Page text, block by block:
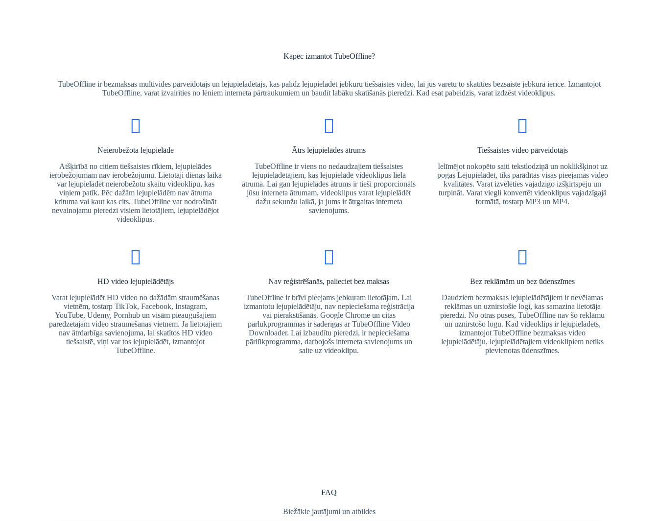
Kāpēc izmantot TubeOffline?
TubeOffline ir bezmaksas multivides pārveidotājs un lejupielādētājs, kas palīdz lejupielādēt jebkuru tiešsaistes video, lai jūs varētu to skatīties bezsaistē jebkurā ierīcē. Izmantojot
TubeOffline, varat izvairīties no lēniem interneta pārtraukumiem un baudīt labāku skatīšanās pieredzi. Kad esat pabeidzis, varat izdzēst videoklipus.
Neierobežota lejupielāde
Atšķirībā no citiem tiešsaistes rīkiem, lejupielādes
ierobežojumam nav ierobežojumu. Lietotāji dienas laikā
var lejupielādēt neierobežotu skaitu videoklipu, kas
viņiem patīk. Pēc dažām lejupielādēm nav ātruma
krituma vai kaut kas cits. TubeOffline var nodrošināt
nevainojamu pieredzi visiem lietotājiem, lejupielādējot
videoklipus.
Ātrs lejupielādes ātrums
TubeOffline ir viens no nedaudzajiem tiešsaistes
lejupielādētājiem, kas lejupielādē videoklipus lielā
ātrumā. Lai gan lejupielādes ātrums ir tieši proporcionāls
jūsu interneta ātrumam, videoklipus varat lejupielādēt
dažu sekunžu laikā, ja jums ir ātrgaitas interneta
savienojums.
Tiešsaistes video pārveidotājs
Ielīmējot nokopēto saiti tekstlodziņā un noklikšķinot uz
pogas Lejupielādēt, tiks parādītas visas pieejamās video
kvalitātes. Varat izvēlēties vajadzīgo izšķirtspēju un
turpināt. Varat viegli konvertēt videoklipus vajadzīgajā
formātā, tostarp MP3 un MP4.
HD video lejupielādētājs
Varat lejupielādēt HD video no dažādām straumēšanas
vietnēm, tostarp TikTok, Facebook, Instagram,
YouTube, Udemy, Pornhub un visām pieaugušajiem
paredzētajām video straumēšanas vietnēm. Ja lietotājiem
nav ātrdarbīga savienojuma, lai skatītos HD video
tiešsaistē, viņi var tos lejupielādēt, izmantojot
TubeOffline.
Nav reģistrēšanās, palieciet bez maksas
TubeOffline ir brīvi pieejams jebkuram lietotājam. Lai
izmantotu lejupielādētāju, nav nepieciešama reģistrācija
vai pierakstīšanās. Google Chrome un citas
pārlūkprogrammas ir saderīgas ar TubeOffline Video
Downloader. Lai izbaudītu pieredzi, ir nepieciešama
pārlūkprogramma, darbojošs interneta savienojums un
saite uz videoklipu.
Bez reklāmām un bez ūdenszīmes
Daudziem bezmaksas lejupielādētājiem ir nevēlamas
reklāmas un uznirstošie logi, kas samazina lietotāja
pieredzi. No otras puses, TubeOffline nav šo reklāmu
un uznirstošo logu. Kad videoklips ir lejupielādēts,
izmantojot TubeOffline bezmaksas video
lejupielādētāju, lejupielādētajiem videoklipiem netiks
pievienotas ūdenszīmes.
FAQ
Biežākie jautājumi un atbildes